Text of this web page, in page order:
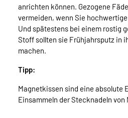
anrichten können. Gezogene
vermeiden, wenn Sie
Und spätestens bei einem rostig
Stoff sollten sie Frühjahrsputz in
machen.
Tipp:
Magnetkissen sind eine absolute
Einsammeln der Stecknadeln von